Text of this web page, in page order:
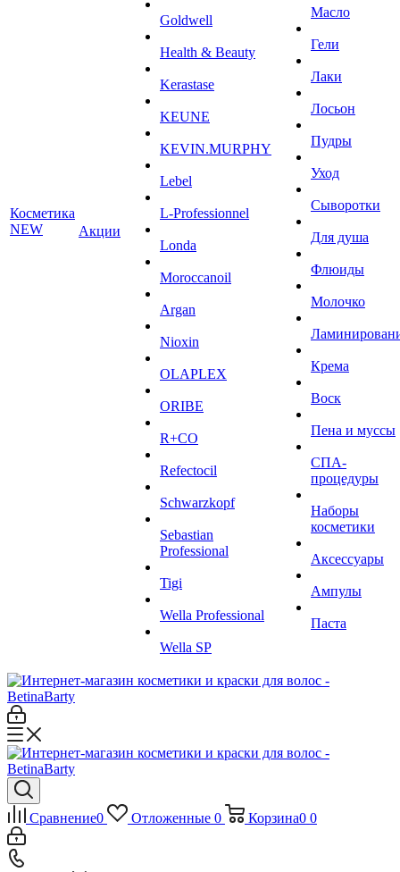
Косметика
NEW
Акции
Goldwell
Health & Beauty
Kerastase
KEUNE
KEVIN.MURPHY
Lebel
L-Professionnel
Londa
Moroccanoil
Argan
Niохin
OLAPLEX
ORIBE
R+CO
Refectocil
Schwarzkopf
Sebastian
Professional
Tigi
Wella Professional
Wella SP
Масло
Гели
Лаки
Лосьон
Пудры
Уход
Сыворотки
Для душа
Флюиды
Молочко
Крема
Воск
Пена и муссы
СПА-
процедуры
Наборы
косметики
Аксессуары
Ампулы
Паста
Сравнение0 Отложенные 0 Корзина0 0